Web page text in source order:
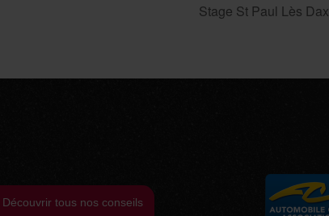
Stage St Paul Lès Dax
Découvrir tous nos conseils